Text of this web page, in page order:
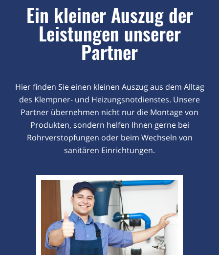
Ein kleiner Auszug der
Leistungen unserer
Partner
Hier finden Sie einen kleinen Auszug aus dem Alltag
des Klempner- und Heizungsnotdienstes. Unsere
Partner übernehmen nicht nur die Montage von
Produkten, sondern helfen Ihnen gerne bei
Rohrverstopfungen oder beim Wechseln von
sanitären Einrichtungen.